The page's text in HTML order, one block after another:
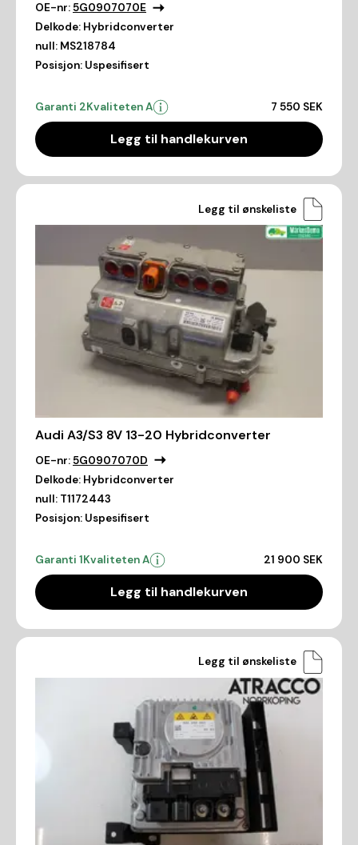
OE-nr:5G0907070E
Delkode: Hybridconverter
null: MS218784
Posisjon: Uspesifisert
Garanti 2Kvaliteten A 7 550 SEK
Legg til handlekurven
Legg til ønskeliste
Audi A3/S3 8V 13-20 Hybridconverter
OE-nr:5G0907070D
Delkode: Hybridconverter
null: T1172443
Posisjon: Uspesifisert
Garanti 1Kvaliteten A 21 900 SEK
Legg til handlekurven
Legg til ønskeliste